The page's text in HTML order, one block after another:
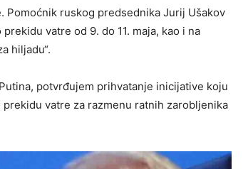
Pomoćnik ruskog predsednika Jurij Ušakov
vatre od 9. do 11. maja, kao i na
hiljadu“.
potvrđujem prihvatanje inicijative koju
vatre za razmenu ratnih zarobljenika